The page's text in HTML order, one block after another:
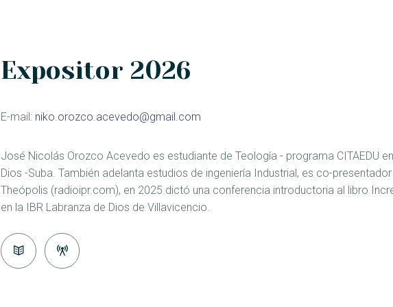
Expositor 2026
E-mail: niko.orozco.acevedo@gmail.com
José Nicolás Orozco Acevedo es estudiante de Teología - programa CITAEDU
Dios -Suba. También adelanta estudios de ingeniería Industrial, es co-
Theópolis (radioipr.com), en 2025 dictó una conferencia introductoria al libro
en la IBR Labranza de Dios de Villavicencio.